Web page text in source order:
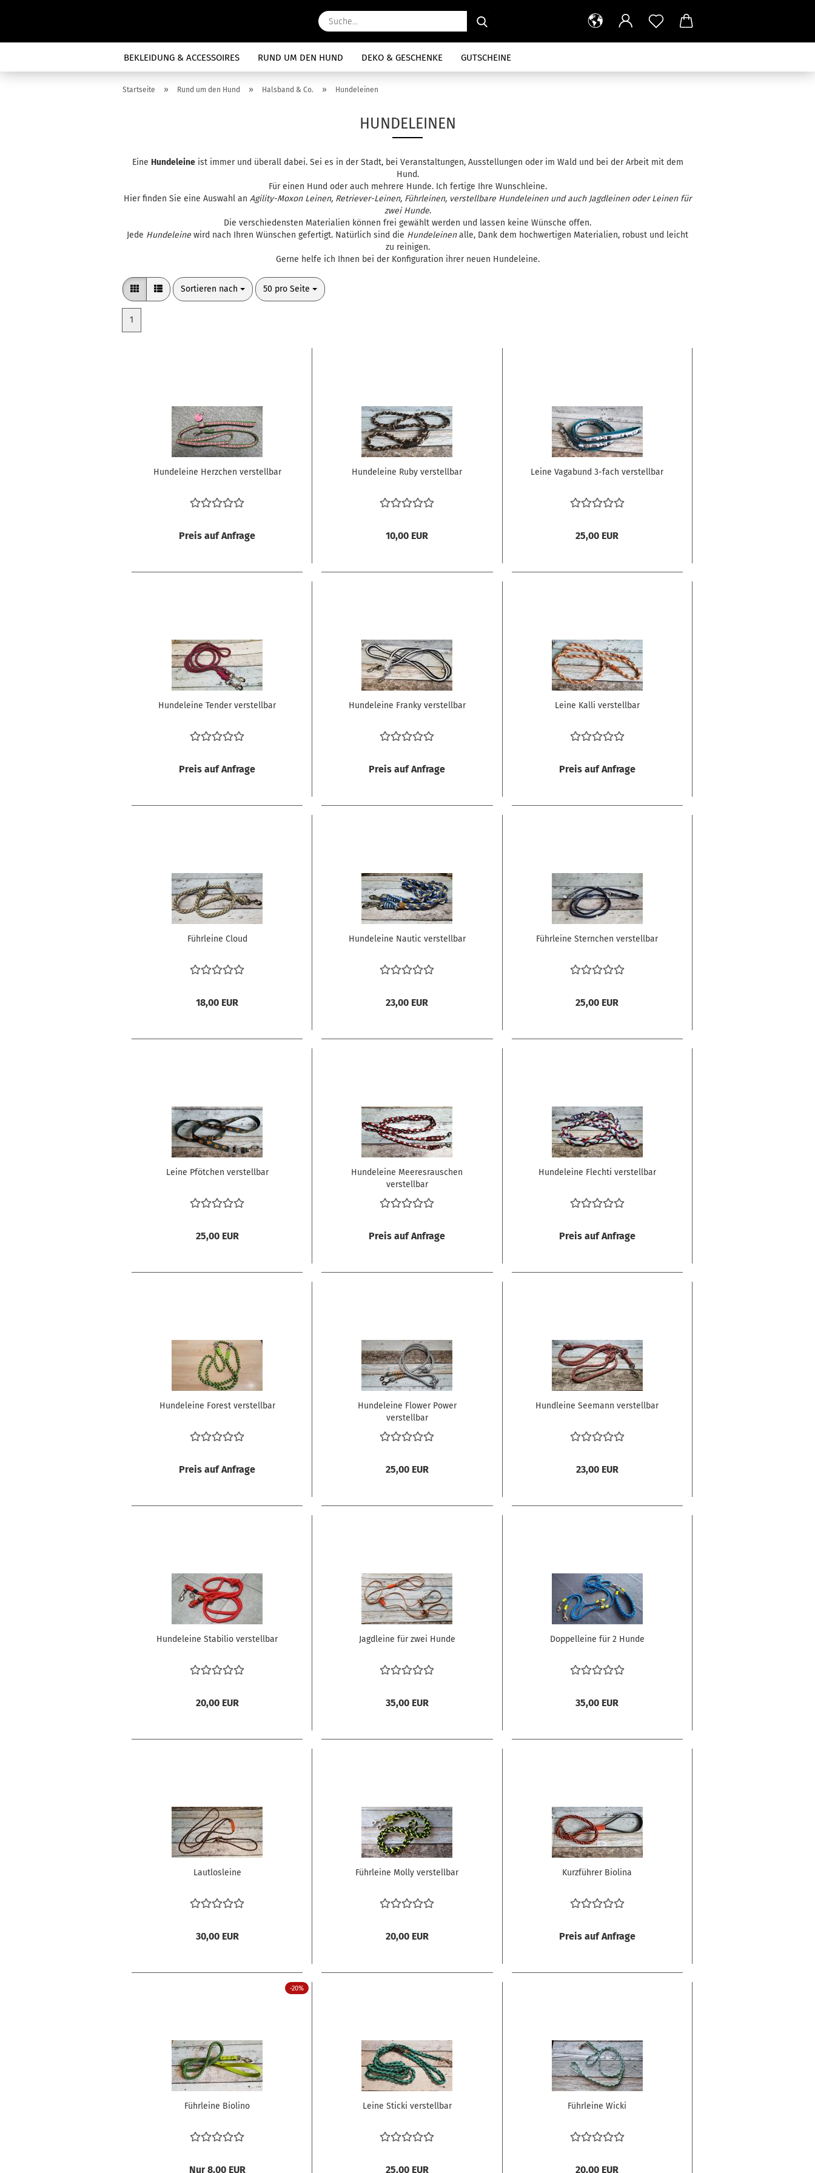
BEKLEIDUNG & ACCESSOIRES RUND UM DEN HUND DEKO & GESCHENKE GUTSCHEINE
Startseite » Rund um den Hund » Halsband & Co. » Hundeleinen
HUNDELEINEN
Eine Hundeleineist immer und überall dabei. Sei es in der Stadt, bei Veranstaltungen, Ausstellungen oder im Wald und bei der Arbeit mit dem
Hund.
Für einen Hund oder auch mehrere Hunde. Ich fertige Ihre Wunschleine.
Hier finden Sie eine Auswahl an Agility-Moxon Leinen, Retriever-Leinen, Führleinen, verstellbare Hundeleinen und auch Jagdleinen oder Leinen für
zwei Hunde.
Die verschiedensten Materialien können frei gewählt werden und lassen keine Wünsche offen.
Jede Hundeleine wird nach Ihren Wünschen gefertigt. Natürlich sind die Hundeleinenalle, Dank dem hochwertigen Materialien, robust und leicht
zu reinigen.
Gerne helfe ich Ihnen bei der Konfiguration ihrer neuen Hundeleine.
Sortieren nach
Sortieren nach 50 pro Seite
pro Seite
1
Hundeleine Herzchen verstellbar
Preis auf Anfrage
Hundeleine Ruby verstellbar
10,00 EUR
Leine Vagabund 3-fach verstellbar
25,00 EUR
Hundeleine Tender verstellbar
Preis auf Anfrage
Hundeleine Franky verstellbar
Preis auf Anfrage
Leine Kalli verstellbar
Preis auf Anfrage
Führleine Cloud
18,00 EUR
Hundeleine Nautic verstellbar
23,00 EUR
Führleine Sternchen verstellbar
25,00 EUR
Leine Pfötchen verstellbar
25,00 EUR
Hundeleine Meeresrauschen
verstellbar
Preis auf Anfrage
Hundeleine Flechti verstellbar
Preis auf Anfrage
Hundeleine Forest verstellbar
Preis auf Anfrage
Hundeleine Flower Power
verstellbar
25,00 EUR
Hundleine Seemann verstellbar
23,00 EUR
Hundeleine Stabilio verstellbar
20,00 EUR
Jagdleine für zwei Hunde
35,00 EUR
Doppelleine für 2 Hunde
35,00 EUR
Lautlosleine
30,00 EUR
Führleine Molly verstellbar
20,00 EUR
Kurzführer Biolina
Preis auf Anfrage
-20%
Führleine Biolino
Nur 8,00 EUR
Leine Sticki verstellbar
25,00 EUR
Führleine Wicki
20,00 EUR